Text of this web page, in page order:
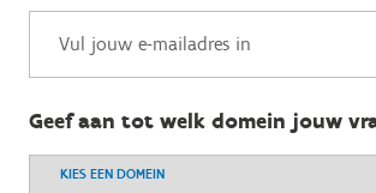
Geef aan tot welk domein jouw
KIES EEN DOMEIN